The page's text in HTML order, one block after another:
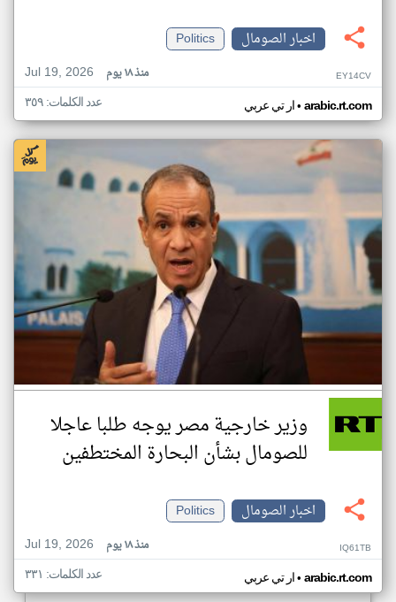
اخبار الصومال
Politics
Jul 19, 2026
منذ ١٨ يوم EY14CV
ار تي عربي• arabic.rt.com عدد الكلمات: ٣٥٩
وزير خارجية مصر يوجه طلبا عاجلا
للصومال بشأن البحارة المختطفين
اخبار الصومال
Politics
Jul 19, 2026
منذ ١٨ يوم IQ61TB
ار تي عربي• arabic.rt.com عدد الكلمات: ٣٣١